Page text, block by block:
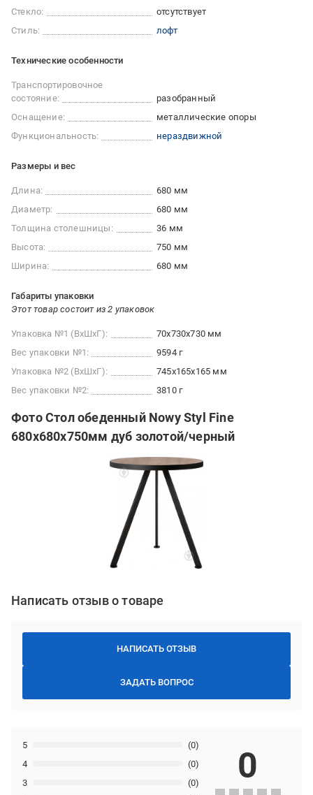
Стекло:
отсутствует
Стиль:
лофт
Технические особенности
Транспортировочное
состояние:
разобранный
Оснащение:
металлические опоры
Функциональность:
нераздвижной
Размеры и вес
Длина:
680 мм
Диаметр:
680 мм
Толщина столешницы:
36 мм
Высота:
750 мм
Ширина:
680 мм
Габариты упаковки
Этот товар состоит из 2 упаковок
Упаковка №1 (ВхШхГ):
70x730x730 мм
Вес упаковки №1:
9594 г
Упаковка №2 (ВхШхГ):
745x165x165 мм
Вес упаковки №2:
3810 г
Фото Стол обеденный Nowy Styl Fine
680x680x750мм дуб золотой/черный
Написать отзыв о товаре
НАПИСАТЬ ОТЗЫВ
ЗАДАТЬ ВОПРОС
3 (0)
4 (0)
5 (0)
0